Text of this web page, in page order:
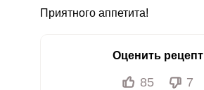
Приятного аппетита!
Оценить рецепт
85 7